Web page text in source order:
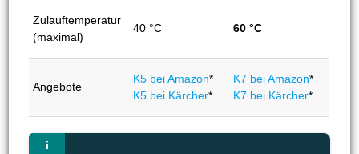
Zulauftemperatur
(maximal)
40 °C 60 °C
Angebote
K5 bei Amazon*
K5 bei Kärcher*
K7 bei Amazon*
K7 bei Kärcher*